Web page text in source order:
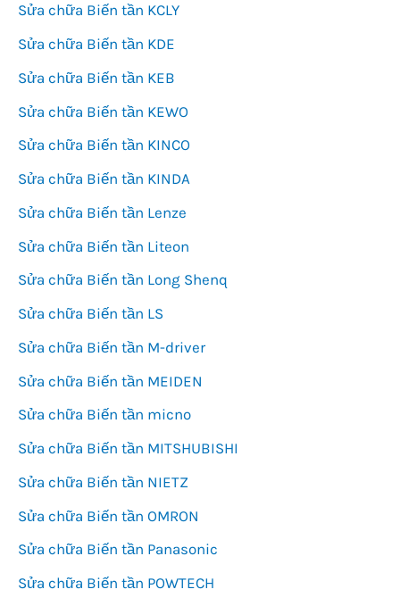
Sửa chữa Biến tần KCLY
Sửa chữa Biến tần KDE
Sửa chữa Biến tần KEB
Sửa chữa Biến tần KEWO
Sửa chữa Biến tần KINCO
Sửa chữa Biến tần KINDA
Sửa chữa Biến tần Lenze
Sửa chữa Biến tần Liteon
Sửa chữa Biến tần Long Shenq
Sửa chữa Biến tần LS
Sửa chữa Biến tần M-driver
Sửa chữa Biến tần MEIDEN
Sửa chữa Biến tần micno
Sửa chữa Biến tần MITSHUBISHI
Sửa chữa Biến tần NIETZ
Sửa chữa Biến tần OMRON
Sửa chữa Biến tần Panasonic
Sửa chữa Biến tần POWTECH